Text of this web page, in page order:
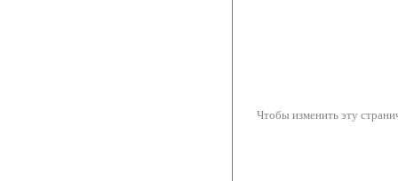
Чтобы изменить эту